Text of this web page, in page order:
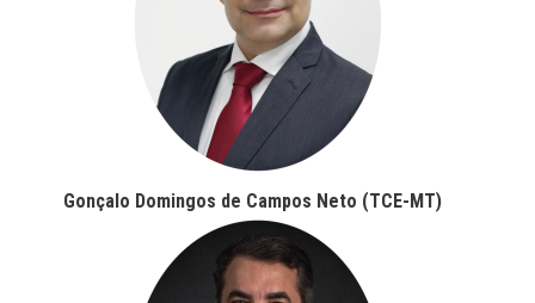
Gonçalo Domingos de Campos Neto (TCE-MT)